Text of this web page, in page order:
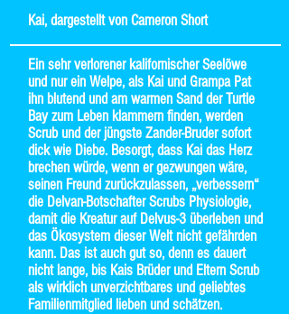
Kai, dargestellt von Cameron Short
Ein sehr verlorener kalifornischer Seelöwe
und nur ein Welpe, als Kai und Grampa Pat
ihn blutend und am warmen Sand der Turtle
Bay zum Leben klammern finden, werden
Scrub und der jüngste Zander-Bruder sofort
dick wie Diebe. Besorgt, dass Kai das Herz
brechen würde, wenn er gezwungen wäre,
seinen Freund zurückzulassen, „verbessern“
die Delvan-Botschafter Scrubs Physiologie,
damit die Kreatur auf Delvus-3 überleben und
das Ökosystem dieser Welt nicht gefährden
kann. Das ist auch gut so, denn es dauert
nicht lange, bis Kais Brüder und Eltern Scrub
als wirklich unverzichtbares und geliebtes
Familienmitglied lieben und schätzen.